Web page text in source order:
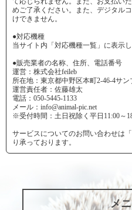
めご了承ください。また、デジタル
けできません。
●対応機種
当サイト内「対応機種一覧」に表示し
●販売業者の名称、住所、電話番号
運営：株式会社feileb
所在地：東京都中野区本町2-46-4サ
運営責任者：佐藤雄太
電話：050-5445-1133
メール：info@animal-pic.net
※受付時間：土日祝除く平日11:00～
サービスについてのお問い合わせは
り承っております。
メ